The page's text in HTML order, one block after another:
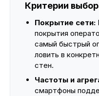
Критерии
Покрытие сети:
покрытия
самый быстрый
ловить в
стен.
Частоты и
смартфоны